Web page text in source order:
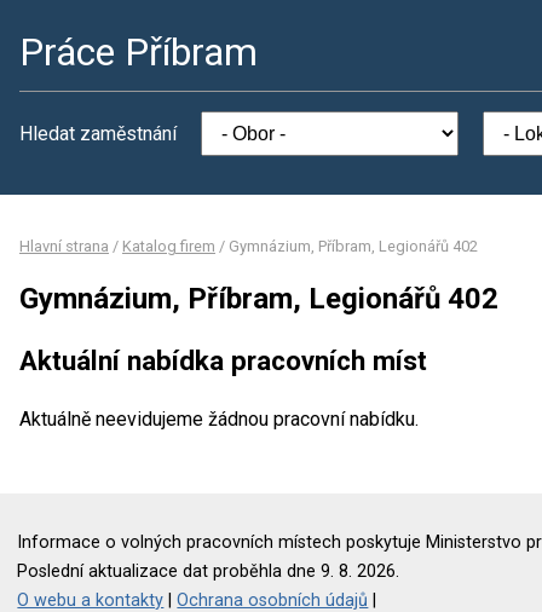
Práce Příbram
Hledat zaměstnání
Hlavní strana / Katalog firem / Gymnázium, Příbram, Legionářů 402
Gymnázium, Příbram, Legionářů 402
Aktuální nabídka pracovních míst
Aktuálně neevidujeme žádnou pracovní nabídku.
Informace o volných pracovních místech poskytuje Ministerstvo
Poslední aktualizace dat proběhla dne 9. 8. 2026.
O webu a kontakty |Ochrana osobních údajů